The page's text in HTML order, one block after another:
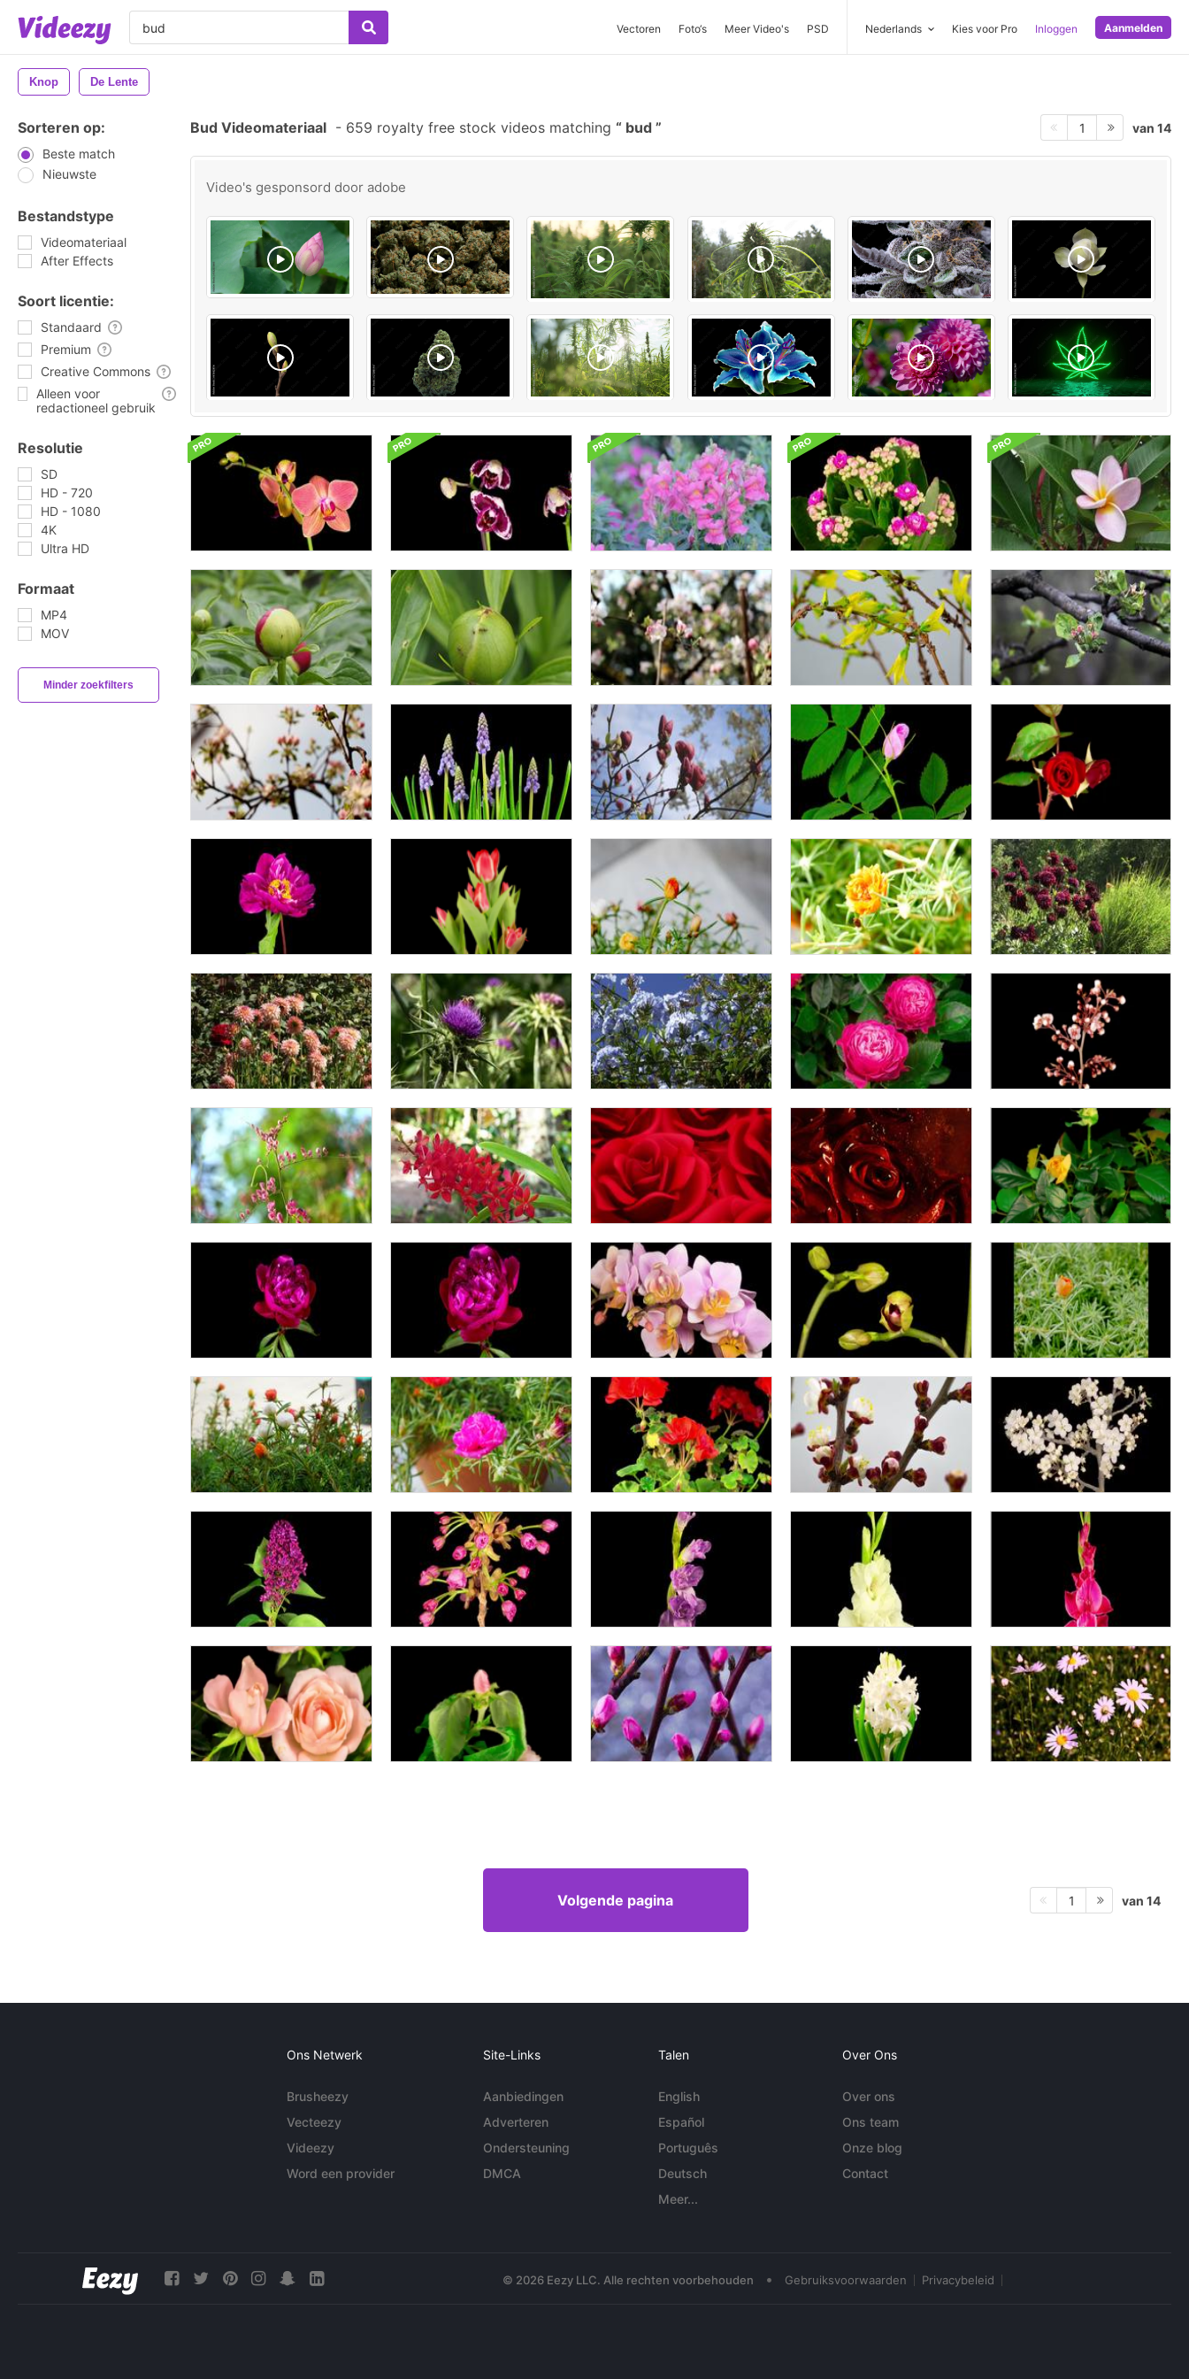
Vectoren Foto‘s Meer Video's PSD Nederlands Kies voor Pro Inloggen Aanmelden
Knop De Lente
Sorteren op:
Beste match
Nieuwste
Bestandstype
Videomateriaal
After Effects
Soort licentie:
Standaard
Premium
Creative Commons
Alleen voor
redactioneel gebruik
Resolutie
SD
HD - 720
HD - 1080
4K
Ultra HD
Formaat
MP4
MOV
Minder zoekfilters
Bud Videomateriaal - 659 royalty free stock videos matching bud 1 van 14
Video's gesponsord door adobe
Volgende pagina 1 van 14
Ons Netwerk
Brusheezy
Vecteezy
Videezy
Word een provider
Site-Links
Aanbiedingen
Adverteren
Ondersteuning
DMCA
Talen
English
Español
Português
Deutsch
Meer...
Over Ons
Over ons
Ons team
Onze blog
Contact
© 2026 Eezy LLC. Alle rechten voorbehouden • Gebruiksvoorwaarden Privacybeleid